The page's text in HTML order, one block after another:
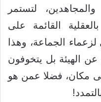
لتستمر
القائمة على
لزعماء الجماعة، وهذا
الهيئة بل يتخوفون
مكان، فضلا عمن هو